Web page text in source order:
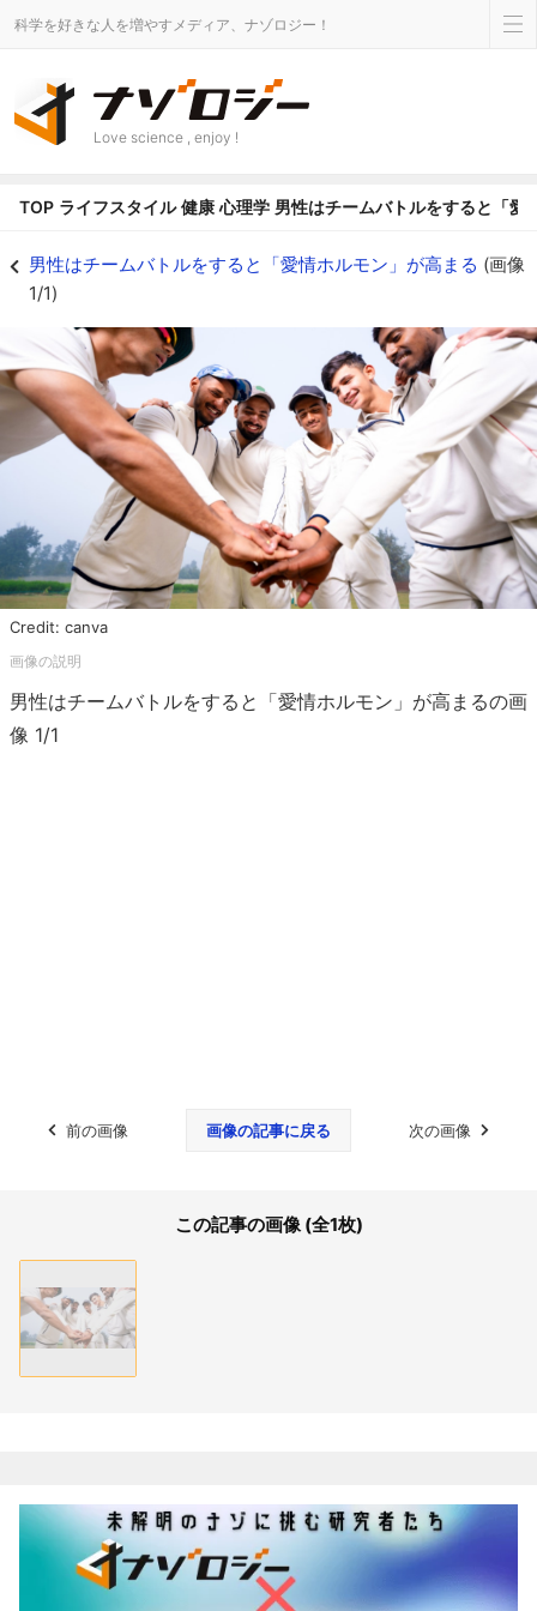
科学を好きな人を増やすメディア、ナゾロジー！
Love science , enjoy !
TOP ライフスタイル 健康 心理学 男性はチームバトルをすると「愛
男性はチームバトルをすると「愛情ホルモン」が高まる (画像
1/1)
Credit: canva
男性はチームバトルをすると「愛情ホルモン」が高まるの画
像 1/1
前の画像 画像の記事に戻る 次の画像
この記事の画像 (全1枚)